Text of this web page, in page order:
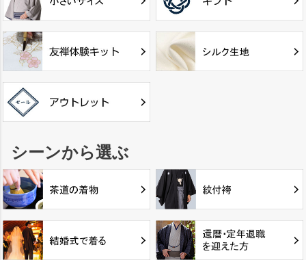
シーンから選ぶ